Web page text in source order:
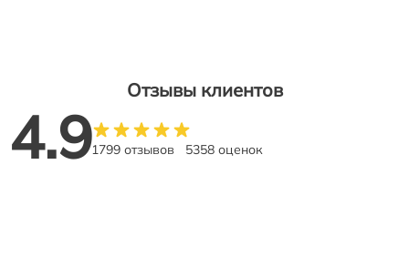
Отзывы клиентов
4.91799 отзывов 5358 оценок